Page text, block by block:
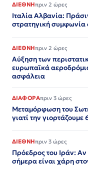
ΔΙΕΘΝΗπριν 2 ώρες
Ιταλία Αλβανία:
στρατηγική συμφωνία
ΔΙΕΘΝΗπριν 2 ώρες
Αύξηση των
ευρωπαϊκά
ασφάλεια
ΔΙΑΦΟΡΑπριν 3 ώρες
Μεταμόρφωση του
γιατί την
ΔΙΕΘΝΗπριν 3 ώρες
Πρόεδρος του Ιράν: Αν
σήμερα είναι χάρη